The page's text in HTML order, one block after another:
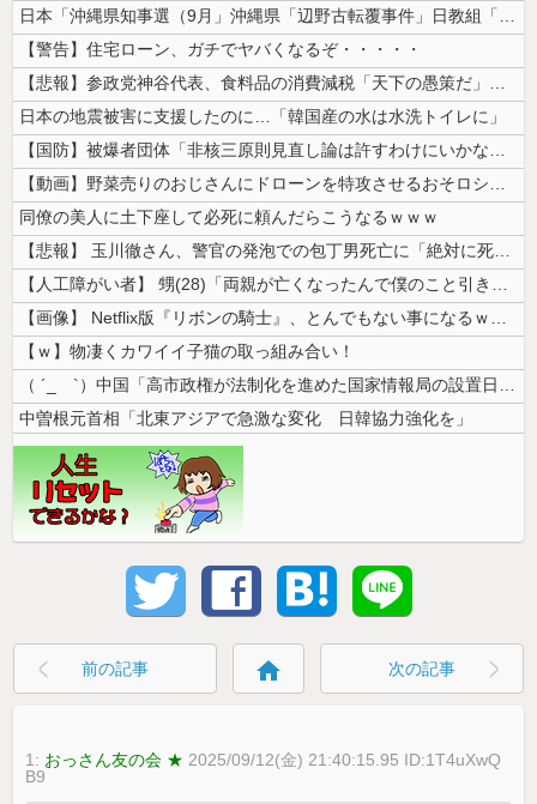
日本「沖縄県知事選（9月」沖縄県「辺野古転覆事件」日教組「同志社批判！...
【警告】住宅ローン、ガチでヤバくなるぞ・・・・・
【悲報】参政党神谷代表、食料品の消費減税「天下の愚策だ」と批判ｗｗｗｗ...
日本の地震被害に支援したのに…「韓国産の水は水洗トイレに」
【国防】被爆者団体「非核三原則見直し論は許すわけにいかない」 ネット「...
【動画】野菜売りのおじさんにドローンを特攻させるおそロシア。
同僚の美人に土下座して必死に頼んだらこうなるｗｗｗ
【悲報】 玉川徹さん、警官の発泡での包丁男死亡に「絶対に死刑にならない...
【人工障がい者】 甥(28)「両親が亡くなったんで僕のこと引き取ってほ...
【画像】 Netflix版『リボンの騎士』、とんでもない事になるｗｗｗ...
【ｗ】物凄くカワイイ子猫の取っ組み合い！
（ ´_ゝ`）中国「高市政権が法制化を進めた国家情報局の設置日が7月3...
中曽根元首相「北東アジアで急激な変化 日韓協力強化を」
前の記事 home 次の記事
1: おっさん友の会 ★ 2025/09/12(金) 21:40:15.95 ID:1T4uXwQ
B9